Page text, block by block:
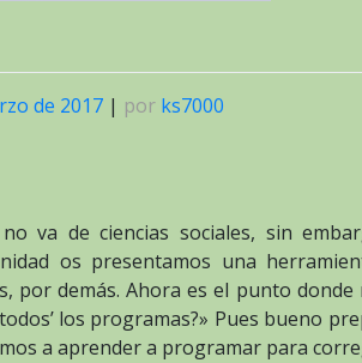
de 2017 | por ks7000
va de ciencias sociales, sin
os presentamos una
por demás. Ahora es el punto
los programas?» Pues bueno
a aprender a programar para